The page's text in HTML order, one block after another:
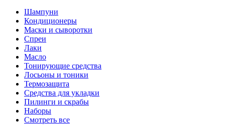
Шампуни
Кондиционеры
Маски и сыворотки
Спреи
Лаки
Масло
Тонирующие средства
Лосьоны и тоники
Термозащита
Средства для укладки
Пилинги и скрабы
Наборы
Смотреть все